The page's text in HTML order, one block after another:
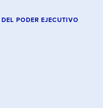
PODER EJECUTIVO